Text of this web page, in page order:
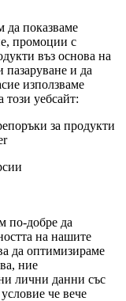
да показваме
промоции с
въз основа на
и да
използваме
този уебсайт:
за продукти
по-добре да
на нашите
да оптимизираме
ние
лични данни със
че вече